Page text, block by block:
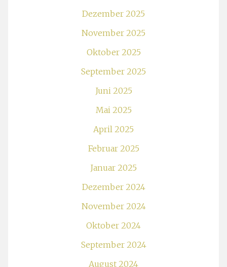
Dezember 2025
November 2025
Oktober 2025
September 2025
Juni 2025
Mai 2025
April 2025
Februar 2025
Januar 2025
Dezember 2024
November 2024
Oktober 2024
September 2024
August 2024